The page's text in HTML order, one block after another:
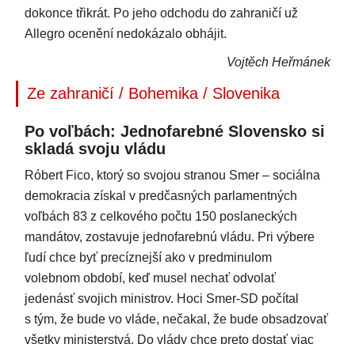
dokonce třikrát. Po jeho odchodu do zahraničí už
Allegro ocenění nedokázalo obhájit.
Vojtěch Heřmánek
Ze zahraničí / Bohemika / Slovenika
Po voľbách: Jednofarebné Slovensko si
skladá svoju vládu
Róbert Fico, ktorý so svojou stranou Smer – sociálna
demokracia získal v predčasných parlamentných
voľbách 83 z celkového počtu 150 poslaneckých
mandátov, zostavuje jednofarebnú vládu. Pri výbere
ľudí chce byť precíznejší ako v predminulom
volebnom období, keď musel nechať odvolať
jedenásť svojich ministrov. Hoci Smer-SD počítal
s tým, že bude vo vláde, nečakal, že bude obsadzovať
všetky ministerstvá. Do vlády chce preto dostať viac